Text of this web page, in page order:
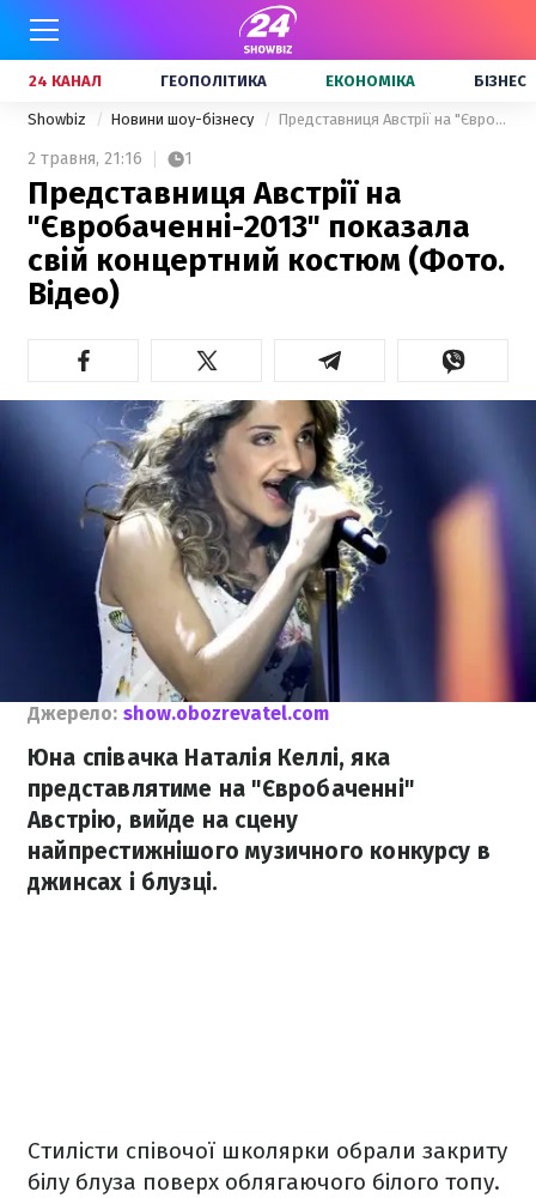
24 КАНАЛ ГЕОПОЛІТИКА ЕКОНОМІКА БІЗНЕС
Showbiz Новини шоу-бізнесу Представниця Австрії на "Євробаченні-2013" показала свій концертний костюм (Фото. Відео)
2 травня, 21:16 1
Представниця Австрії на
"Євробаченні-2013" показала
свій концертний костюм (Фото.
Відео)
Джерело: show.obozrevatel.com
Юна співачка Наталія Келлі, яка
представлятиме на "Євробаченні"
Австрію, вийде на сцену
найпрестижнішого музичного конкурсу в
джинсах і блузці.
Стилісти співочої школярки обрали закриту
білу блуза поверх облягаючого білого топу.